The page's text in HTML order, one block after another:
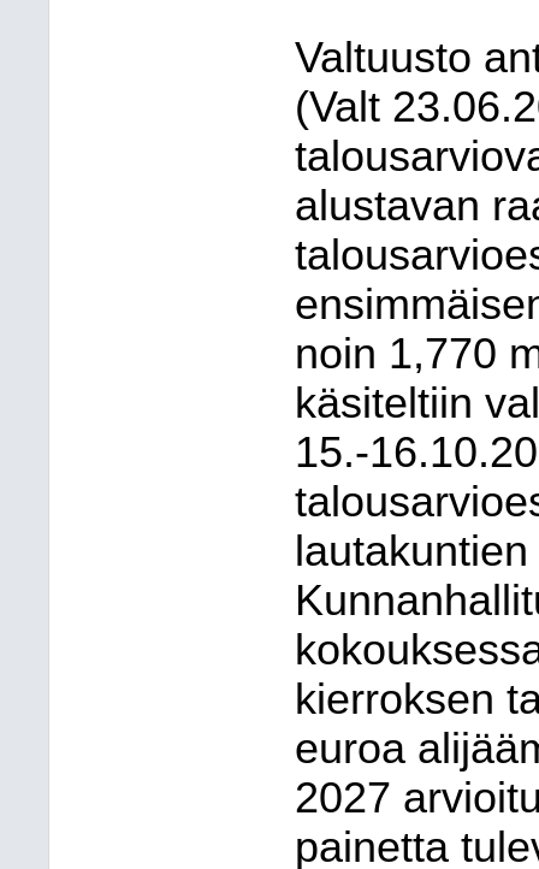
Valtuusto
(Valt
alustavan
noin 1,770
käsiteltiin
15.-
kierroksen
euroa
2027
painetta